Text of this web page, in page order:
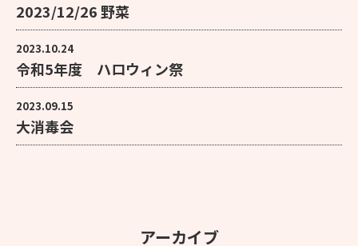
2023/12/26 野菜
2023.10.24
令和5年度 ハロウィン祭
2023.09.15
大消毒会
アーカイブ